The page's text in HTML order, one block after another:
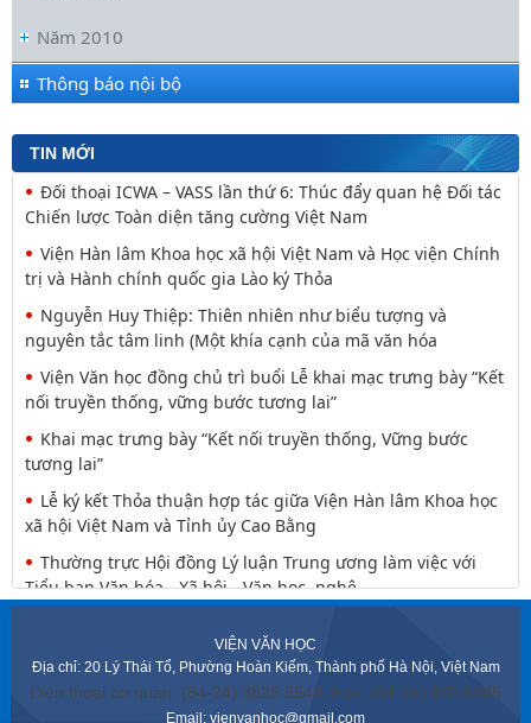
Năm 2010
Thông báo nội bộ
TIN MỚI
Đối thoại ICWA – VASS lần thứ 6: Thúc đẩy quan hệ Đối tác
Chiến lược Toàn diện tăng cường Việt Nam
Viện Hàn lâm Khoa học xã hội Việt Nam và Học viện Chính
trị và Hành chính quốc gia Lào ký Thỏa
Nguyễn Huy Thiệp: Thiên nhiên như biểu tượng và
nguyên tắc tâm linh (Một khía cạnh của mã văn hóa
Viện Văn học đồng chủ trì buổi Lễ khai mạc trưng bày “Kết
nối truyền thống, vững bước tương lai”
Khai mạc trưng bày “Kết nối truyền thống, Vững bước
tương lai”
Lễ ký kết Thỏa thuận hợp tác giữa Viện Hàn lâm Khoa học
xã hội Việt Nam và Tỉnh ủy Cao Bằng
Thường trực Hội đồng Lý luận Trung ương làm việc với
Tiểu ban Văn hóa - Xã hội - Văn học, nghệ
Đảng ủy Viện Hàn lâm Khoa học xã hội Việt Nam tổ chức
Hội nghị Tập huấn nghiệp vụ công tác kiểm
VIỆN VĂN HỌC
Địa chỉ: 20 Lý Thái Tổ, Phường Hoàn Kiếm, Thành phố Hà Nội, Việt Nam
Điện thoại cơ quan: (84-24) 3825 3548. Fax: (84-24) 825 0385
Email: vienvanhoc@gmail.com